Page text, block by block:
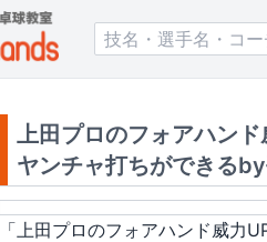
上田プロのフォアハン
ヤンチャ打ちができる
「 上田プロのフォアハンド威力